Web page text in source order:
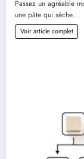
Passez un agréable
une pâte qui sèche…
Voir article complet